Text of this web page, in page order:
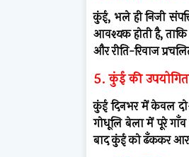
कुंई, भले ही निजी
आवश्यक होती है,
और रीति-रिवाज
5. कुंई की
कुंई दिनभर में केवल
गोधूलि बेला में पूरे
बाद कुंई को ढँककर